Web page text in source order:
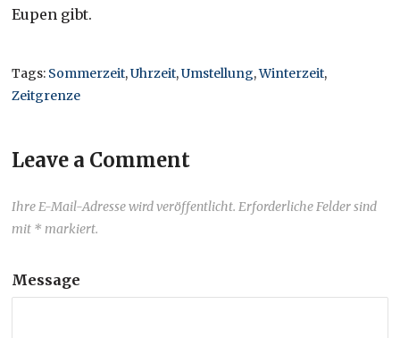
Eupen gibt.
Tags: Sommerzeit,Uhrzeit,Umstellung,Winterzeit,
Zeitgrenze
Leave a Comment
Ihre E-Mail-Adresse wird veröffentlicht. Erforderliche Felder sind
mit * markiert.
Message